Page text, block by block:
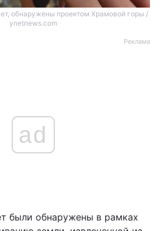
обнаружены проектом Храмовой горы /
ynetnews.com
Реклама
ad
были обнаружены в рамках